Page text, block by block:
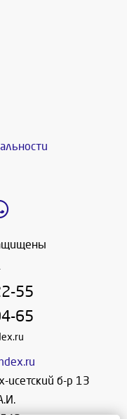
55
65
исетский б-р 13